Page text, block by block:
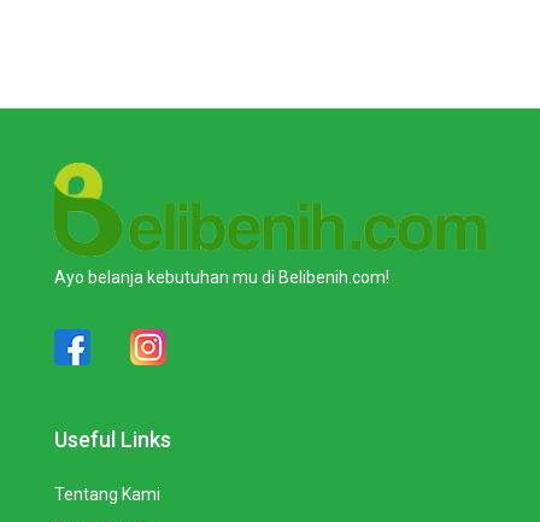
Ayo belanja kebutuhan mu di Belibenih.com!
Useful Links
Tentang Kami